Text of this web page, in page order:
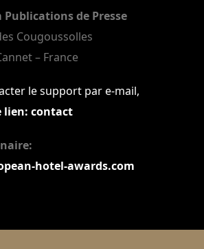
de Presse
Cougoussolles
– France
le support par e-mail,
lien: contact
hotel-awards.com